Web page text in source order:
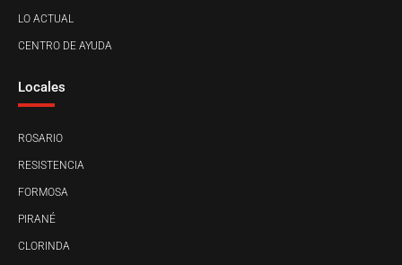
LO ACTUAL
CENTRO DE AYUDA
Locales
ROSARIO
RESISTENCIA
FORMOSA
PIRANÉ
CLORINDA